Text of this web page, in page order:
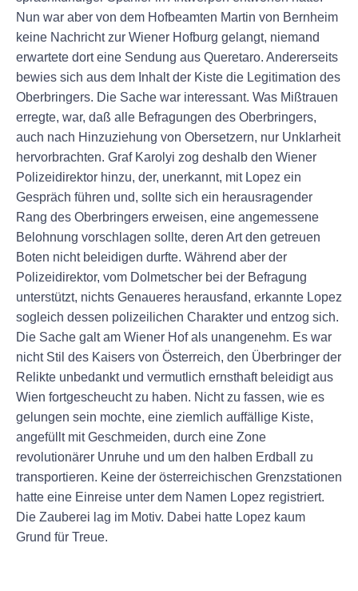
Nun war aber von dem Hofbeamten Martin von Bernheim
keine Nachricht zur Wiener Hofburg gelangt, niemand
erwartete dort eine Sendung aus Queretaro. Andererseits
bewies sich aus dem Inhalt der Kiste die Legitimation des
Oberbringers. Die Sache war interessant. Was Mißtrauen
erregte, war, daß alle Befragungen des Oberbringers,
auch nach Hinzuziehung von Obersetzern, nur Unklarheit
hervorbrachten. Graf Karolyi zog deshalb den Wiener
Polizeidirektor hinzu, der, unerkannt, mit Lopez ein
Gespräch führen und, sollte sich ein herausragender
Rang des Oberbringers erweisen, eine angemessene
Belohnung vorschlagen sollte, deren Art den getreuen
Boten nicht beleidigen durfte. Während aber der
Polizeidirektor, vom Dolmetscher bei der Befragung
unterstützt, nichts Genaueres herausfand, erkannte Lopez
sogleich dessen polizeilichen Charakter und entzog sich.
Die Sache galt am Wiener Hof als unangenehm. Es war
nicht Stil des Kaisers von Österreich, den Überbringer der
Relikte unbedankt und vermutlich ernsthaft beleidigt aus
Wien fortgescheucht zu haben. Nicht zu fassen, wie es
gelungen sein mochte, eine ziemlich auffällige Kiste,
angefüllt mit Geschmeiden, durch eine Zone
revolutionärer Unruhe und um den halben Erdball zu
transportieren. Keine der österreichischen Grenzstationen
hatte eine Einreise unter dem Namen Lopez registriert.
Die Zauberei lag im Motiv. Dabei hatte Lopez kaum
Grund für Treue.